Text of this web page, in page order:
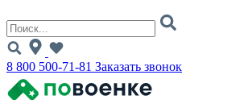
8 800 500-71-81 Заказать звонок